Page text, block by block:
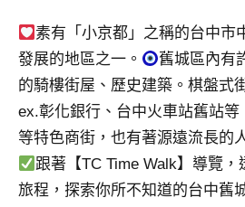
校
企
業
講
座、
部
落
客
素有「小京都」之稱的台中市
發展的地區之一。
舊城區內有
的騎樓街屋、歷史建築。棋盤式
ex.彰化銀行、台中火車站舊站
等特色商街，也有著源遠流長的
跟著【TC Time Walk】導覽
旅程，探索你所不知道的台中舊